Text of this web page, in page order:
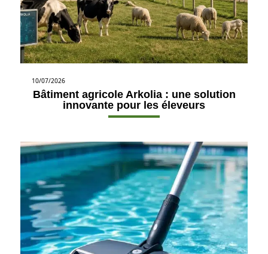
10/07/2026
Bâtiment agricole Arkolia : une solution
innovante pour les éleveurs